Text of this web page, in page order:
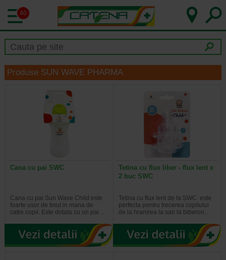
40
Produse SUN WAVE PHARMA
Cana cu pai SWC
Cana cu pai Sun Wave Child este
foarte usor de tinut in mana de
catre copii. Este dotata cu un pai…
Tetina cu flux liber - flux lent x
2 buc SWC
Tetina cu flux lent de la SWC este
perfecta pentru trecerea copilului
de la hranirea la san la biberon…